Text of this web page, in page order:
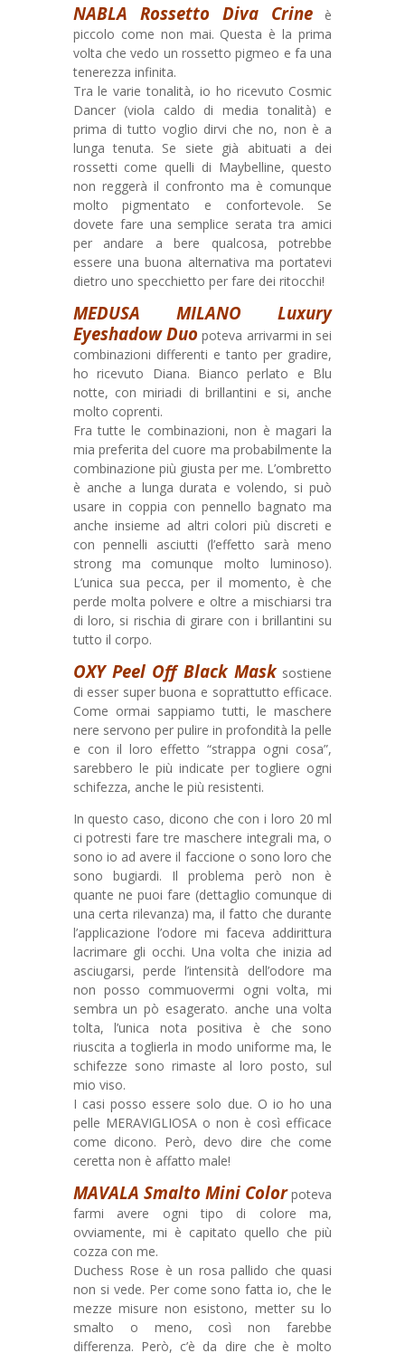
NABLA Rossetto Diva Crine è
piccolo come non mai. Questa è la prima
volta che vedo un rossetto pigmeo e fa una
tenerezza infinita.
Tra le varie tonalità, io ho ricevuto Cosmic
Dancer (viola caldo di media tonalità) e
prima di tutto voglio dirvi che no, non è a
lunga tenuta. Se siete già abituati a dei
rossetti come quelli di Maybelline, questo
non reggerà il confronto ma è comunque
molto pigmentato e confortevole. Se
dovete fare una semplice serata tra amici
per andare a bere qualcosa, potrebbe
essere una buona alternativa ma portatevi
dietro uno specchietto per fare dei ritocchi!
MEDUSA MILANO Luxury
Eyeshadow Duo poteva arrivarmi in sei
combinazioni differenti e tanto per gradire,
ho ricevuto Diana. Bianco perlato e Blu
notte, con miriadi di brillantini e si, anche
molto coprenti.
Fra tutte le combinazioni, non è magari la
mia preferita del cuore ma probabilmente la
combinazione più giusta per me. L’ombretto
è anche a lunga durata e volendo, si può
usare in coppia con pennello bagnato ma
anche insieme ad altri colori più discreti e
con pennelli asciutti (l’effetto sarà meno
strong ma comunque molto luminoso).
L’unica sua pecca, per il momento, è che
perde molta polvere e oltre a mischiarsi tra
di loro, si rischia di girare con i brillantini su
tutto il corpo.
OXY Peel Off Black Masksostiene
di esser super buona e soprattutto efficace.
Come ormai sappiamo tutti, le maschere
nere servono per pulire in profondità la pelle
e con il loro effetto “strappa ogni cosa”,
sarebbero le più indicate per togliere ogni
schifezza, anche le più resistenti.
In questo caso, dicono che con i loro 20 ml
ci potresti fare tre maschere integrali ma, o
sono io ad avere il faccione o sono loro che
sono bugiardi. Il problema però non è
quante ne puoi fare (dettaglio comunque di
una certa rilevanza) ma, il fatto che durante
l’applicazione l’odore mi faceva addirittura
lacrimare gli occhi. Una volta che inizia ad
asciugarsi, perde l’intensità dell’odore ma
non posso commuovermi ogni volta, mi
sembra un pò esagerato. anche una volta
tolta, l’unica nota positiva è che sono
riuscita a toglierla in modo uniforme ma, le
schifezze sono rimaste al loro posto, sul
mio viso.
I casi posso essere solo due. O io ho una
pelle MERAVIGLIOSA o non è così efficace
come dicono. Però, devo dire che come
ceretta non è affatto male!
MAVALA Smalto Mini Colorpoteva
farmi avere ogni tipo di colore ma,
ovviamente, mi è capitato quello che più
cozza con me.
Duchess Rose è un rosa pallido che quasi
non si vede. Per come sono fatta io, che le
mezze misure non esistono, metter su lo
smalto o meno, così non farebbe
differenza. Però, c’è da dire che è molto